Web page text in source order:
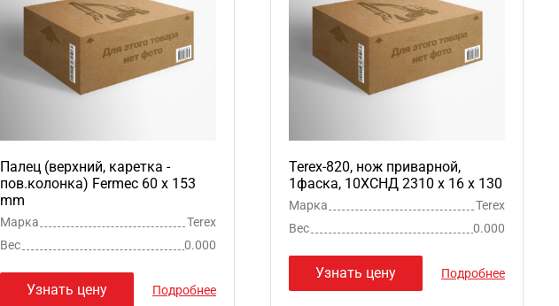
Палец (верхний, каретка -
пов.колонка) Fermec 60 x 153
mm
Марка
Terex
Вес
0.000
Узнать цену Подробнее
Terex-820, нож приварной,
1фаска, 10ХСНД 2310 х 16 х 130
Марка
Terex
Вес
0.000
Узнать цену Подробнее